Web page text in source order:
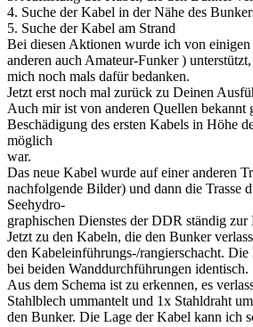
4. Suche der Kabel in der Nähe des
5. Suche der Kabel am Strand
Bei diesen Aktionen wurde ich von einigen
anderen auch Amateur-Funker )
mich noch mals dafür bedanken.
Jetzt erst noch mal zurück zu Deinen
Auch mir ist von anderen Quellen bekannt
Beschädigung des ersten Kabels in Höhe
möglich
war.
Das neue Kabel wurde auf einer anderen
nachfolgende Bilder) und dann die Trasse
Seehydro-
graphischen Dienstes der DDR ständig
Jetzt zu den Kabeln, die den Bunker
den Kabeleinführungs-/rangierschacht.
bei beiden Wanddurchführungen identisch.
Aus dem Schema ist zu erkennen, es
Stahlblech ummantelt und 1x Stahldraht
den Bunker. Die Lage der Kabel kann ich